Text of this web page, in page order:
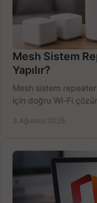
Mesh Sistem
Yapılır?
Mesh sistem repeater
için doğru Wi-Fi
3 Ağustos 2026